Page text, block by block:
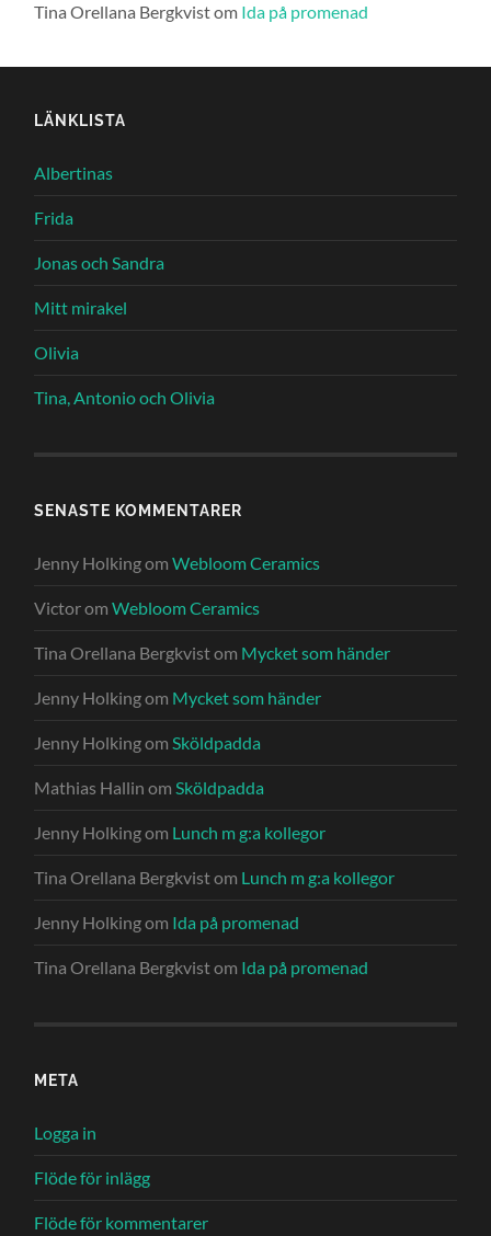
Tina Orellana Bergkvistom Ida på promenad
LÄNKLISTA
Albertinas
Frida
Jonas och Sandra
Mitt mirakel
Olivia
Tina, Antonio och Olivia
SENASTE KOMMENTARER
Jenny HolkingomWebloom Ceramics
VictoromWebloom Ceramics
Tina Orellana Bergkvistom Mycket som händer
Jenny Holkingom Mycket som händer
Jenny HolkingomSköldpadda
Mathias Hallin omSköldpadda
Jenny Holkingom Lunch m g:a kollegor
Tina Orellana Bergkvistom Lunch m g:a kollegor
Jenny Holkingom Ida på promenad
Tina Orellana Bergkvistom Ida på promenad
META
Logga in
Flöde för inlägg
Flöde för kommentarer